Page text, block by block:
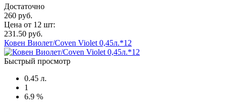
Достаточно
260 руб.
Цена от 12 шт:
231.50 руб.
Ковен Виолет/Coven Violet 0,45л.*12
Быстрый просмотр
0.45 л.
1
6.9 %